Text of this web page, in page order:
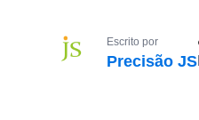
Escrito por
Precisão JS